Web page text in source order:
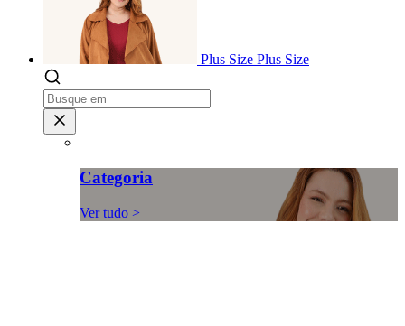
Plus Size Plus Size
Categoria
Ver tudo >